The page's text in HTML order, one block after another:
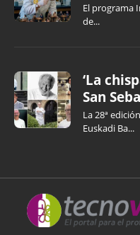
El programa
de...
‘La
San
La 28ª
Euskadi Ba...